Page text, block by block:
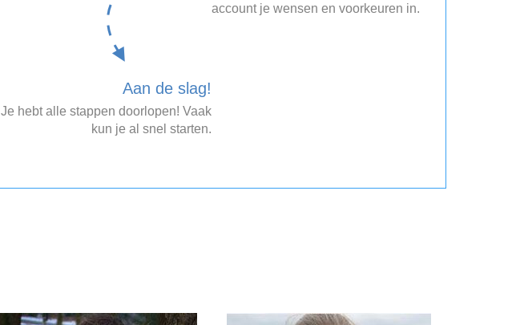
account je wensen en voorkeuren in.
Aan de slag!
Je hebt alle stappen doorlopen! Vaak
kun je al snel starten.